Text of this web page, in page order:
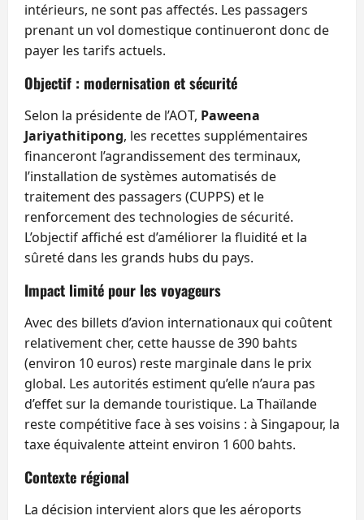
intérieurs, ne sont pas affectés. Les passagers
prenant un vol domestique continueront donc de
payer les tarifs actuels.
Objectif : modernisation et sécurité
Selon la présidente de l’AOT, Paweena
Jariyathitipong, les recettes supplémentaires
financeront l’agrandissement des terminaux,
l’installation de systèmes automatisés de
traitement des passagers (CUPPS) et le
renforcement des technologies de sécurité.
L’objectif affiché est d’améliorer la fluidité et la
sûreté dans les grands hubs du pays.
Impact limité pour les voyageurs
Avec des billets d’avion internationaux qui coûtent
relativement cher, cette hausse de 390 bahts
(environ 10 euros) reste marginale dans le prix
global. Les autorités estiment qu’elle n’aura pas
d’effet sur la demande touristique. La Thaïlande
reste compétitive face à ses voisins : à Singapour, la
taxe équivalente atteint environ 1 600 bahts.
Contexte régional
La décision intervient alors que les aéroports